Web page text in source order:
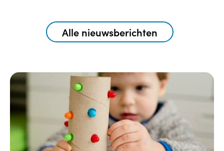
Alle nieuwsberichten